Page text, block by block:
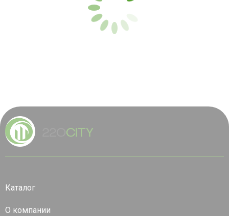
Каталог
О компании